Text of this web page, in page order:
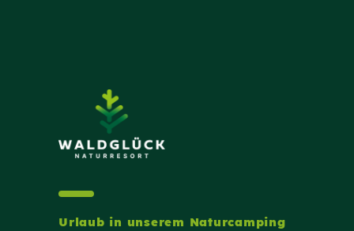
Urlaub in unserem Naturcamping